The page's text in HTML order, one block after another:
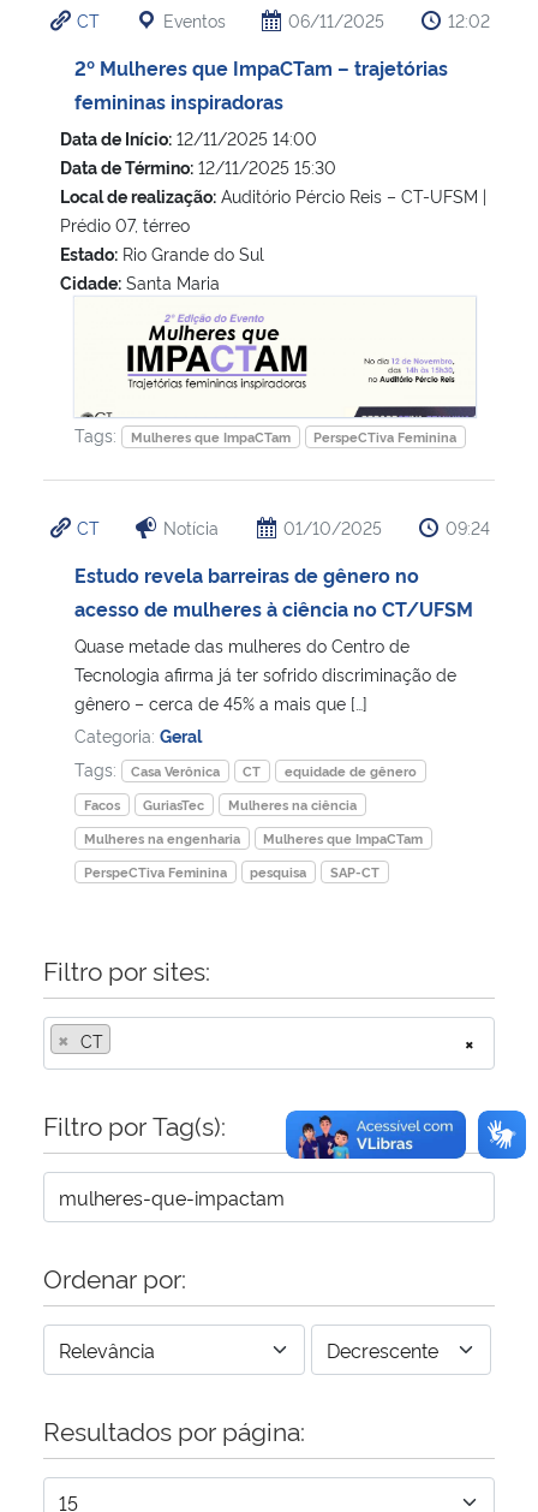
Ministério da Cidadania
Ministério de Minas e Energia
Ministério da Ciência, Tecnologia, Inovações e Comunicações
Ministério do Meio Ambiente
Ministério da Mulher, da Família e dos Direitos Humanos
Secretaria de Governo
Gabinete de Segurança Institucional
Advocacia-Geral da União
Banco Central do Brasil
CT Eventos 06/11/2025 12:02
2º Mulheres que ImpaCTam – trajetórias
femininas inspiradoras
Data de Início: 12/11/2025 14:00
Data de Término: 12/11/2025 15:30
Local de realização: Auditório Pércio Reis – CT-UFSM |
Prédio 07, térreo
Estado: Rio Grande do Sul
Cidade: Santa Maria
2º Mulheres que ImpaCTam – trajetórias femininas
Tags: Mulheres que ImpaCTam PerspeCTiva Feminina
CT Notícia 01/10/2025 09:24
Estudo revela barreiras de gênero no
acesso de mulheres à ciência no CT/UFSM
Quase metade das mulheres do Centro de
Tecnologia afirma já ter sofrido discriminação de
gênero – cerca de 45% a mais que […]
Categoria: Geral
Tags:
Casa Verônica CT
equidade de gênero
Facos
GuriasTec
Mulheres na ciência
Mulheres na engenharia
Mulheres que ImpaCTam
PerspeCTiva Feminina
pesquisa SAP-CT
Filtro por sites:
×
× CT
Filtro por Tag(s):
Ordenar por:
Resultados por página: